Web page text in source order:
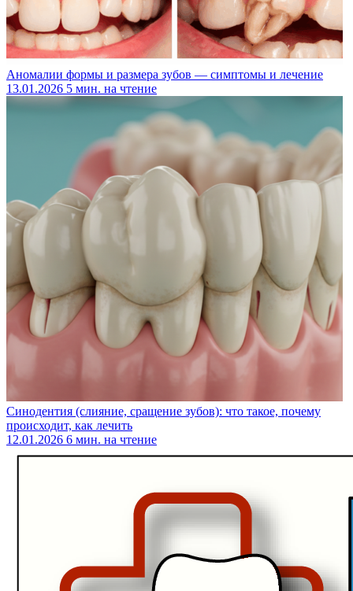
Аномалии формы и размера зубов — симптомы и лечение
13.01.2026 5 мин. на чтение
Синодентия (слияние, сращение зубов): что такое, почему
происходит, как лечить
12.01.2026 6 мин. на чтение